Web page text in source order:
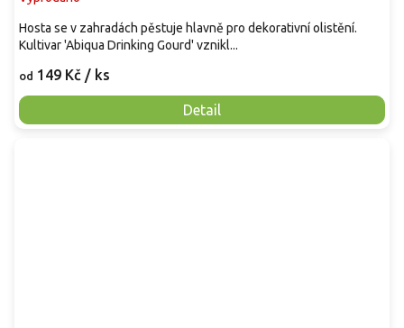
od 149 Kč / ks
Detail
Hosta se v zahradách pěstuje hlavně pro dekorativní olistění.
Kultivar 'Abiqua Drinking Gourd' vznikl...